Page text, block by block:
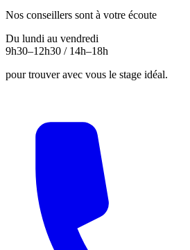
Nos conseillers sont à votre écoute
Du lundi au vendredi
9h30–12h30 / 14h–18h
pour trouver avec vous le stage idéal.